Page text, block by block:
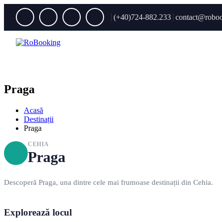
(+40)724-882.233
Praga
Acasă
Destinații
Praga
CEHIA
Praga
Descoperă Praga, una dintre cele mai frumoase destinații din Cehia.
Explorează locul